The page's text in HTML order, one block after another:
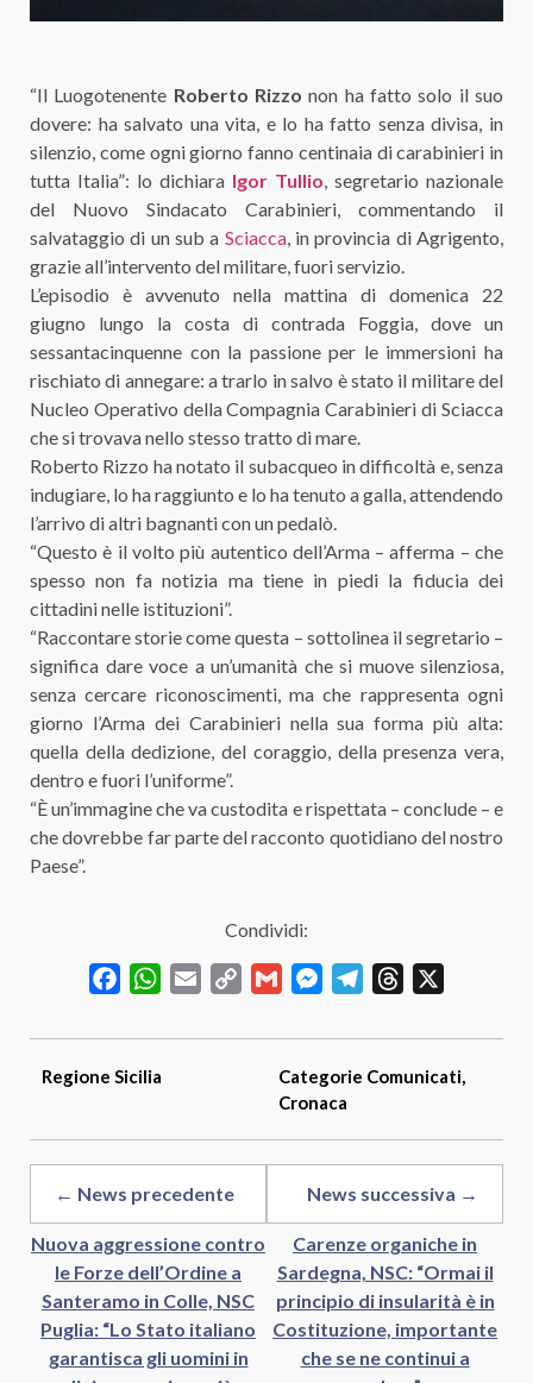
“Il Luogotenente Roberto Rizzo non ha fatto solo il suo
dovere: ha salvato una vita, e lo ha fatto senza divisa, in
silenzio, come ogni giorno fanno centinaia di carabinieri in
tutta Italia”: lo dichiara Igor Tullio, segretario nazionale
del Nuovo Sindacato Carabinieri, commentando il
salvataggio di un sub a Sciacca, in provincia di Agrigento,
grazie all’intervento del militare, fuori servizio.
L’episodio è avvenuto nella mattina di domenica 22
giugno lungo la costa di contrada Foggia, dove un
sessantacinquenne con la passione per le immersioni ha
rischiato di annegare: a trarlo in salvo è stato il militare del
Nucleo Operativo della Compagnia Carabinieri di Sciacca
che si trovava nello stesso tratto di mare.
Roberto Rizzo ha notato il subacqueo in difficoltà e, senza
indugiare, lo ha raggiunto e lo ha tenuto a galla, attendendo
l’arrivo di altri bagnanti con un pedalò.
“Questo è il volto più autentico dell’Arma – afferma – che
spesso non fa notizia ma tiene in piedi la fiducia dei
cittadini nelle istituzioni”.
“Raccontare storie come questa – sottolinea il segretario –
significa dare voce a un’umanità che si muove silenziosa,
senza cercare riconoscimenti, ma che rappresenta ogni
giorno l’Arma dei Carabinieri nella sua forma più alta:
quella della dedizione, del coraggio, della presenza vera,
dentro e fuori l’uniforme”.
“È un’immagine che va custodita e rispettata – conclude – e
che dovrebbe far parte del racconto quotidiano del nostro
Paese”.
Condividi:
FacebookWhatsApp
Email
Copy
Gmail MessengerTelegramThreads
Regione Sicilia Categorie Comunicati,
Cronaca
← News precedente
Nuova aggressione contro
le Forze dell’Ordine a
Santeramo in Colle, NSC
Puglia: “Lo Stato italiano
garantisca gli uomini in
News successiva →
Carenze organiche in
Sardegna, NSC: “Ormai il
principio di insularità è in
Costituzione, importante
che se ne continui a